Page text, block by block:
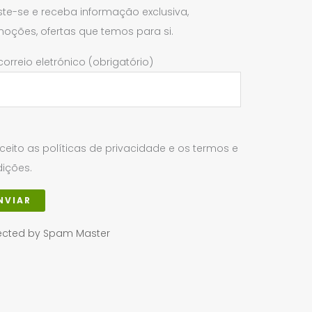
se e receba informação exclusiva,
ofertas que temos para si.
eletrónico (obrigatório)
as políticas de privacidade e os termos e
by Spam Master